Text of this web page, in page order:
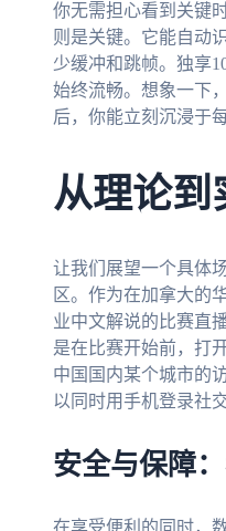
你无需担心看到关键
则是关键。它能自动
少缓冲和跳帧。独享
始终流畅。想象一下
后，你能立刻沉浸于
从理论到
让我们展望一个具体
区。作为在加拿大的
业中文解说的比赛直
是在比赛开始前，打
中国国内某个城市的
以同时用手机登录社
安全与保障
在享受便利的同时，